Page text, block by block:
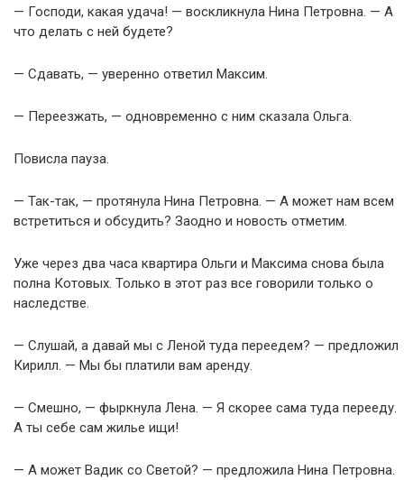
— Господи, какая удача! — воскликнула Нина Петровна. — А
что делать с ней будете?
— Сдавать, — уверенно ответил Максим.
— Переезжать, — одновременно с ним сказала Ольга.
Повисла пауза.
— Так-так, — протянула Нина Петровна. — А может нам всем
встретиться и обсудить? Заодно и новость отметим.
Уже через два часа квартира Ольги и Максима снова была
полна Котовых. Только в этот раз все говорили только о
наследстве.
— Слушай, а давай мы с Леной туда переедем? — предложил
Кирилл. — Мы бы платили вам аренду.
— Смешно, — фыркнула Лена. — Я скорее сама туда перееду.
А ты себе сам жилье ищи!
— А может Вадик со Светой? — предложила Нина Петровна.